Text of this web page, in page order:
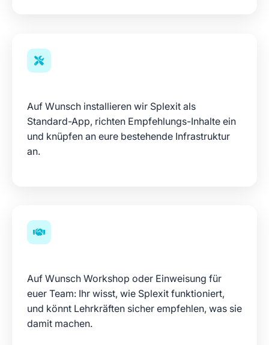
Auf Wunsch installieren wir Splexit als
Standard-App, richten Empfehlungs-Inhalte ein
und knüpfen an eure bestehende Infrastruktur
an.
Auf Wunsch Workshop oder Einweisung für
euer Team: Ihr wisst, wie Splexit funktioniert,
und könnt Lehrkräften sicher empfehlen, was sie
damit machen.